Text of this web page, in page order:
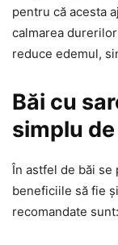
pentru că acesta
calmarea
reduce edemul,
Băi cu
simplu
În astfel de băi se
beneficiile să fie
recomandate sunt: